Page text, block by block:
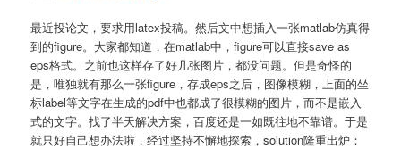
最近投论文，要求用latex投稿。然后文中想插入一张matlab仿真得
到的figure。大家都知道，在matlab中，figure可以直接save as
eps格式。之前也这样存了好几张图片，都没问题。但是奇怪的
是，唯独就有那么一张figure，存成eps之后，图像模糊，上面的坐
标label等文字在生成的pdf中也都成了很模糊的图片，而不是嵌入
式的文字。找了半天解决方案，百度还是一如既往地不靠谱。于是
就只好自己想办法啦，经过坚持不懈地探索，solution隆重出炉：